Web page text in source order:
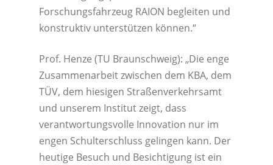
Forschungsfahrzeug RAION begleiten und
konstruktiv unterstützen können.“
Prof. Henze (TU Braunschweig): „Die enge
Zusammenarbeit zwischen dem KBA, dem
TÜV, dem hiesigen Straßenverkehrsamt
und unserem Institut zeigt, dass
verantwortungsvolle Innovation nur im
engen Schulterschluss gelingen kann. Der
heutige Besuch und Besichtigung ist ein